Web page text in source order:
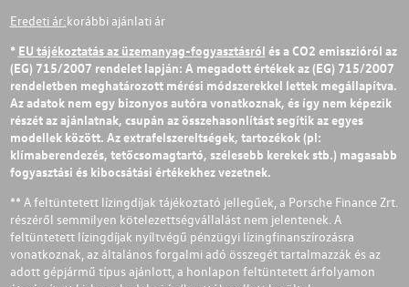
Eredeti ár:korábbi ajánlati ár
* EU tájékoztatás az üzemanyag-fogyasztásról és a CO2 emisszióról az
(EG) 715/2007 rendelet lapján: A megadott értékek az (EG) 715/2007
rendeletben meghatározott mérési módszerekkel lettek megállapítva.
Az adatok nem egy bizonyos autóra vonatkoznak, és így nem képezik
részét az ajánlatnak, csupán az összehasonlítást segítik az egyes
modellek között. Az extrafelszereltségek, tartozékok (pl:
klímaberendezés, tetőcsomagtartó, szélesebb kerekek stb.) magasabb
fogyasztási és kibocsátási értékekhez vezetnek.
** A feltüntetett lízingdíjak tájékoztató jellegűek, a Porsche Finance Zrt.
részéről semmilyen kötelezettségvállalást nem jelentenek. A
feltüntetett lízingdíjak nyíltvégű pénzügyi lízingfinanszírozásra
vonatkoznak, az általános forgalmi adó összegét tartalmazzák és az
adott gépjármű típus ajánlott, a honlapon feltüntetett árfolyamon